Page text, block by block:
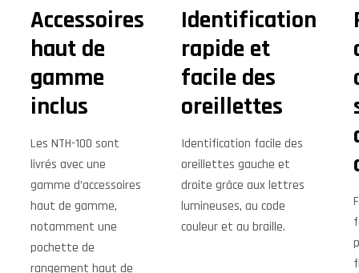
Accessoires
haut de
gamme
inclus
Les NTH-100 sont
livrés avec une
gamme d’accessoires
haut de gamme,
notamment une
pochette de
rangement haut de
Identification
rapide et
facile des
oreillettes
Identification facile des
oreillettes gauche et
droite grâce aux lettres
lumineuses, au code
couleur et au braille.